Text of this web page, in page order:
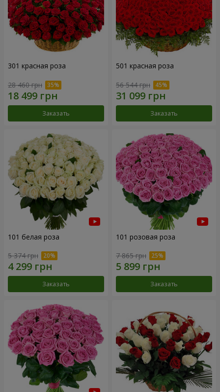
301 красная роза
28 460 грн
Заказать
501 красная роза
56 544 грн
Заказать
101 белая роза
5 374 грн
Заказать
101 розовая роза
7 865 грн
Заказать